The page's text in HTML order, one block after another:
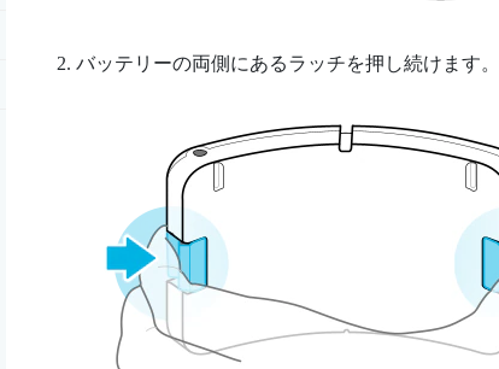
バッテリーの両側にあるラッチを押し続けます。